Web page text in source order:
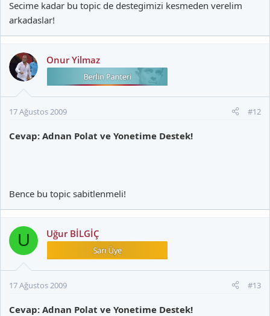
Secime kadar bu topic de destegimizi kesmeden verelim
arkadaslar!
Onur Yilmaz
17 Ağustos 2009 #12
Cevap: Adnan Polat ve Yonetime Destek!
Bence bu topic sabitlenmeli!
U Uğur BİLGİÇ
17 Ağustos 2009 #13
Cevap: Adnan Polat ve Yonetime Destek!